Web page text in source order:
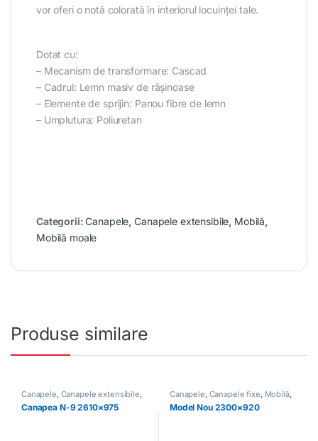
vor oferi o notă colorată în interiorul locuinței tale.
Dotat cu:
– Mecanism de transformare: Cascad
– Cadrul: Lemn masiv de rășinoase
– Elemente de sprijin: Panou fibre de lemn
– Umplutura: Poliuretan
Categorii:Canapele,Canapele extensibile, Mobilă,
Mobilă moale
Produse similare
Canapele, Canapele extensibile,
Mobilă Mobilă moale
Canapea N-9 2610×975
Canapele, Canapele fixe, Mobilă,
Mobilă moale
Model Nou 2300×920